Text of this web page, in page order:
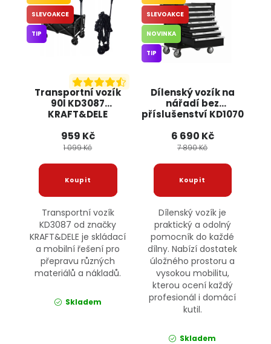
Transportní vozík
90l KD3087
KRAFT&DELE
SLEVOAKCE
TIP
959 Kč
1 099 Kč
Transportní vozík
KD3087 od značky
KRAFT&DELE je skládací
a mobilní řešení pro
přepravu různých
materiálů a nákladů.
Skladem
Dílenský vozík na
nářadí bez
příslušenství KD1070
SLEVOAKCE
NOVINKA
TIP
6 690 Kč
7 890 Kč
Dílenský vozík je
praktický a odolný
pomocník do každé
dílny. Nabízí dostatek
úložného prostoru a
vysokou mobilitu,
kterou ocení každý
profesionál i domácí
kutil.
Skladem